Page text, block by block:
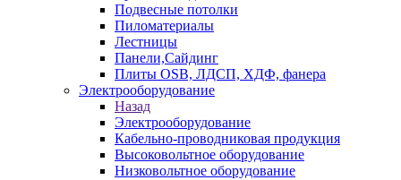
Подвесные потолки
Пиломатериалы
Лестницы
Панели,Сайдинг
Плиты OSB, ЛДСП, ХДФ, фанера
Электрооборудование
Назад
Электрооборудование
Кабельно-проводниковая продукция
Высоковольтное оборудование
Низковольтное оборудование